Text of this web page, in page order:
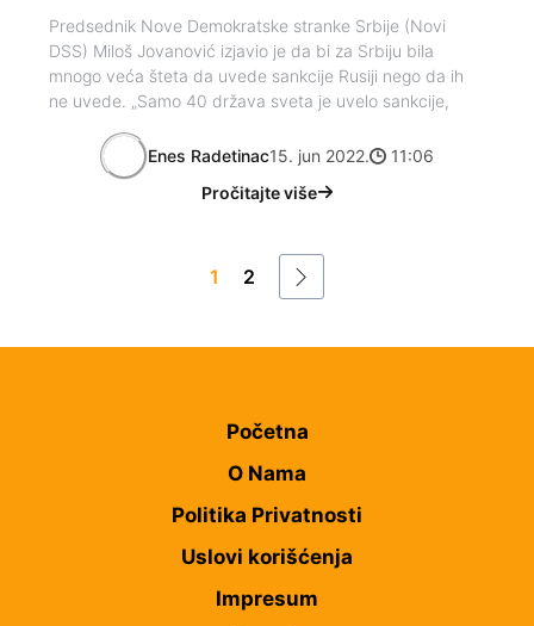
Predsednik Nove Demokratske stranke Srbije (Novi
DSS) Miloš Jovanović izjavio je da bi za Srbiju bila
mnogo veća šteta da uvede sankcije Rusiji nego da ih
ne uvede. „Samo 40 država sveta je uvelo sankcije,
Enes Radetinac15. jun 2022.
11:06
Pročitajte više
1 2
Početna
O Nama
Politika Privatnosti
Uslovi korišćenja
Impresum